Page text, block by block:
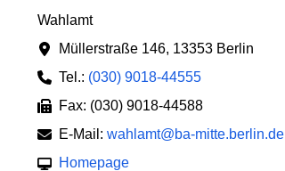
Wahlamt
Müllerstraße 146, 13353 Berlin
Tel.: (030) 9018-44555
Fax: (030) 9018-44588
E-Mail: wahlamt@ba-mitte.berlin.de
Homepage